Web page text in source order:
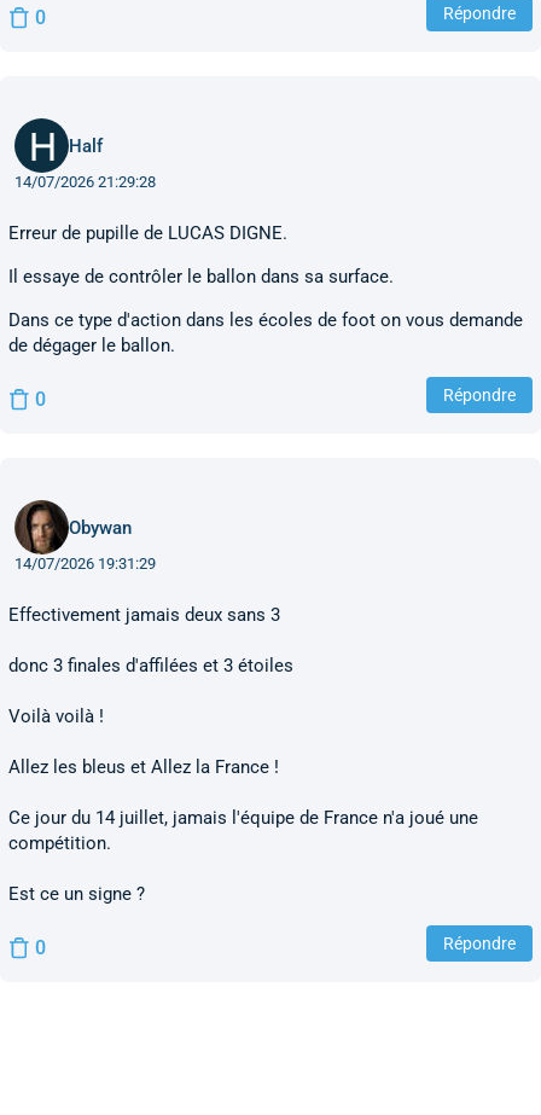
0 Répondre
Half
14/07/2026 21:29:28
Erreur de pupille de LUCAS DIGNE.
Il essaye de contrôler le ballon dans sa surface.
Dans ce type d'action dans les écoles de foot on vous demande
de dégager le ballon.
0 Répondre
Obywan
14/07/2026 19:31:29
Effectivement jamais deux sans 3
donc 3 finales d'affilées et 3 étoiles
Voilà voilà !
Allez les bleus et Allez la France !
Ce jour du 14 juillet, jamais l'équipe de France n'a joué une
compétition.
Est ce un signe ?
0 Répondre